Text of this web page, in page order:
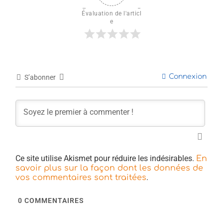
Évaluation de l'articl
e
S’abonner Connexion
Ce site utilise Akismet pour réduire les indésirables. En
savoir plus sur la façon dont les données de
vos commentaires sont traitées.
0 COMMENTAIRES